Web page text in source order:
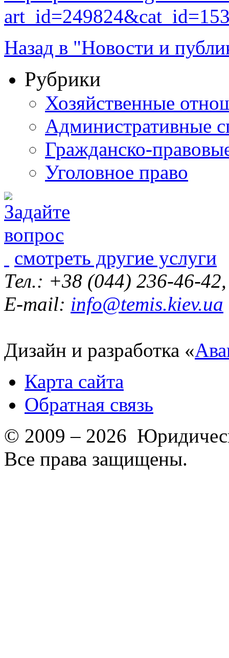
Назад в "Новости и
Рубрики
Хозяйственные
Административные
Гражданско-
Уголовное право
смотреть другие услуги
Тел.: +38 (044) 236-46-
E-mail: info@temis.kiev.ua
Дизайн и разработка «
Карта сайта
Обратная связь
© 2009 – 2026
Все права защищены.